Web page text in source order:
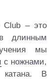
Club – это
длинным
мы
с ножнами,
катана. В